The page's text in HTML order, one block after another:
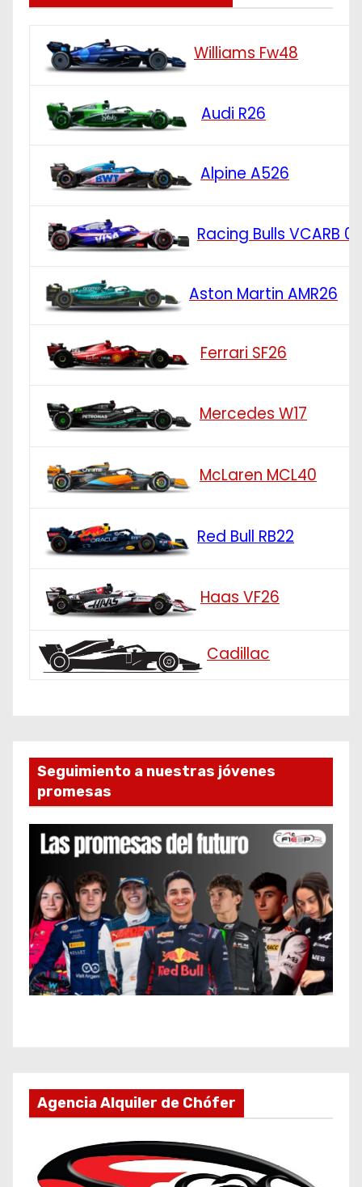
Williams Fw48
Audi R26
Alpine A526
Racing Bulls VCARB 03
Aston Martin AMR26
Ferrari SF26
Mercedes W17
McLaren MCL40
Red Bull RB22
Haas VF26
Cadillac
Seguimiento a nuestras jóvenes
promesas
Agencia Alquiler de Chófer